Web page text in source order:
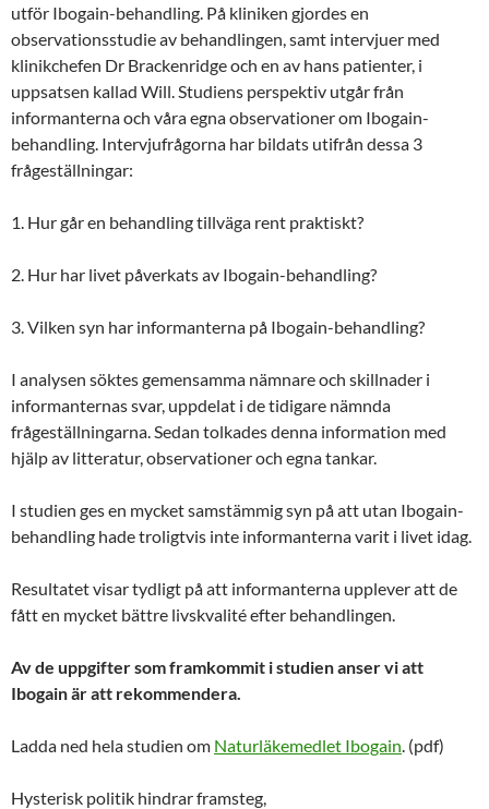
utför Ibogain-behandling. På kliniken gjordes en
observationsstudie av behandlingen, samt intervjuer med
klinikchefen Dr Brackenridge och en av hans patienter, i
uppsatsen kallad Will. Studiens perspektiv utgår från
informanterna och våra egna observationer om Ibogain-
behandling. Intervjufrågorna har bildats utifrån dessa 3
frågeställningar:
1. Hur går en behandling tillväga rent praktiskt?
2. Hur har livet påverkats av Ibogain-behandling?
3. Vilken syn har informanterna på Ibogain-behandling?
I analysen söktes gemensamma nämnare och skillnader i
informanternas svar, uppdelat i de tidigare nämnda
frågeställningarna. Sedan tolkades denna information med
hjälp av litteratur, observationer och egna tankar.
I studien ges en mycket samstämmig syn på att utan Ibogain-
behandling hade troligtvis inte informanterna varit i livet idag.
Resultatet visar tydligt på att informanterna upplever att de
fått en mycket bättre livskvalité efter behandlingen.
Av de uppgifter som framkommit i studien anser vi att
Ibogain är att rekommendera.
Ladda ned hela studien om Naturläkemedlet Ibogain. (pdf)
Hysterisk politik hindrar framsteg,